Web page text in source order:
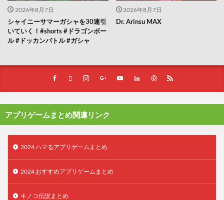
2026年8月7日
シャイニーサマーガシャを30連引
いていく！#shorts #ドラゴンボー
ル #ドッカンバトル #ガシャ
2026年8月7日
Dr. Arinsu MAX
アプリゲームまとめ関連リンク
2024 ハマるアプリゲームまとめ
2024 おすすめアプリゲームまとめ
キノコ伝説まとめ